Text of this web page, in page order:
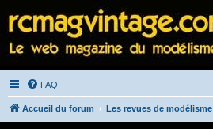
FAQ
Accueil du forum Les revues de modélisme